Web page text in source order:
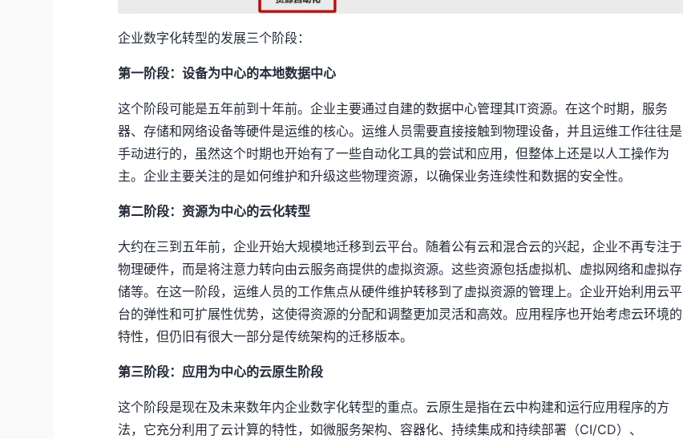
企业数字化转型的发展三个阶段：
第一阶段：设备为中心的本地数据中心
这个阶段可能是五年前到十年前。企业主要通过自建的数据中心管理其IT资源。在这个时期，服务
器、存储和网络设备等硬件是运维的核心。运维人员需要直接接触到物理设备，并且运维工作往往是
手动进行的，虽然这个时期也开始有了一些自动化工具的尝试和应用，但整体上还是以人工操作为
主。企业主要关注的是如何维护和升级这些物理资源，以确保业务连续性和数据的安全性。
第二阶段：资源为中心的云化转型
大约在三到五年前，企业开始大规模地迁移到云平台。随着公有云和混合云的兴起，企业不再专注于
物理硬件，而是将注意力转向由云服务商提供的虚拟资源。这些资源包括虚拟机、虚拟网络和虚拟存
储等。在这一阶段，运维人员的工作焦点从硬件维护转移到了虚拟资源的管理上。企业开始利用云平
台的弹性和可扩展性优势，这使得资源的分配和调整更加灵活和高效。应用程序也开始考虑云环境的
特性，但仍旧有很大一部分是传统架构的迁移版本。
第三阶段：应用为中心的云原生阶段
这个阶段是现在及未来数年内企业数字化转型的重点。云原生是指在云中构建和运行应用程序的方
法，它充分利用了云计算的特性，如微服务架构、容器化、持续集成和持续部署（CI/CD）、